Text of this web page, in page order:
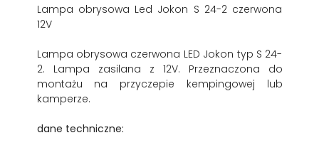
Lampa obrysowa Led Jokon S 24-2 czerwona
12V
Lampa obrysowa czerwona LED Jokon typ S 24-
2. Lampa zasilana z 12V. Przeznaczona do
montażu na przyczepie kempingowej lub
kamperze.
dane techniczne: